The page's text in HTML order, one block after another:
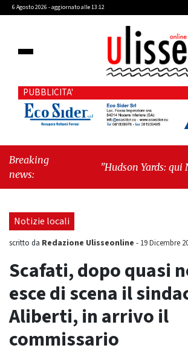
6 Agosto 2026 - aggiornato alle 13:12
PUBBLICITA'
Breaking
news:
"Hudson Yards: qui New
Notizie locali
scritto da Redazione Ulisseonline - 19 Dicembre
Scafati, dopo quasi
esce di scena il
Aliberti, in arrivo il
commissario